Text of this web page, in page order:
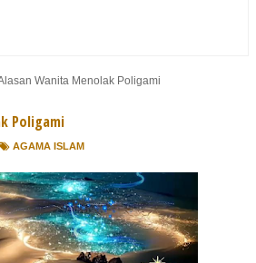
Wanita Menolak Poligami
Poligami
AGAMA ISLAM